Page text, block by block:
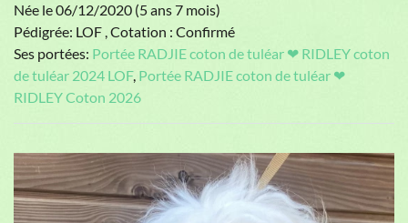
Née le 06/12/2020 (5 ans 7 mois)
Pédigrée: LOF , Cotation : Confirmé
Ses portées: Portée RADJIE coton de tuléar ❤ RIDLEY coton
de tuléar 2024 LOF, Portée RADJIE coton de tuléar ❤
RIDLEY Coton 2026